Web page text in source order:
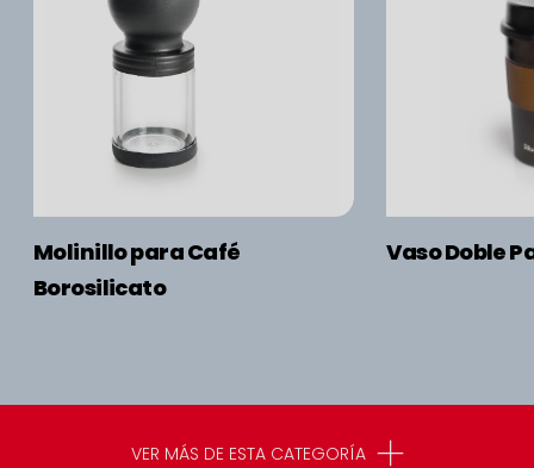
Molinillo para Café
Borosilicato
Vaso Doble
VER MÁS DE ESTA CATEGORÍA